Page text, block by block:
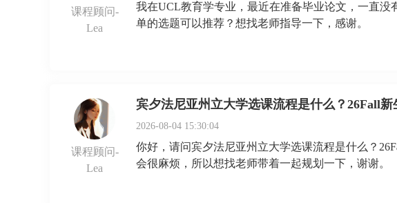
课程顾问-
Lea
我在UCL教育学专业，最近在准备毕业论文，一直
单的选题可以推荐？想找老师指导一下，感谢。
课程顾问-
Lea
宾夕法尼亚州立大学选课流程是什么？26Fall新
2026-08-04 15:30:04
你好，请问宾夕法尼亚州立大学选课流程是什么？
会很麻烦，所以想找老师带着一起规划一下，谢谢。